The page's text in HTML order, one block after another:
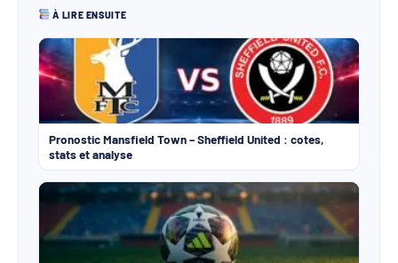
À LIRE ENSUITE
Pronostic Mansfield Town – Sheffield United : cotes,
stats et analyse